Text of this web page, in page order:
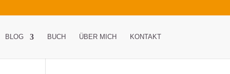
BLOG BUCH ÜBER MICH KONTAKT